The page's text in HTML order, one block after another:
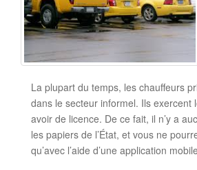
La plupart du temps, les chauffeurs
dans le secteur informel. Ils exercent
avoir de licence. De ce fait, il n’y a
les papiers de l’État, et vous ne
qu’avec l’aide d’une application